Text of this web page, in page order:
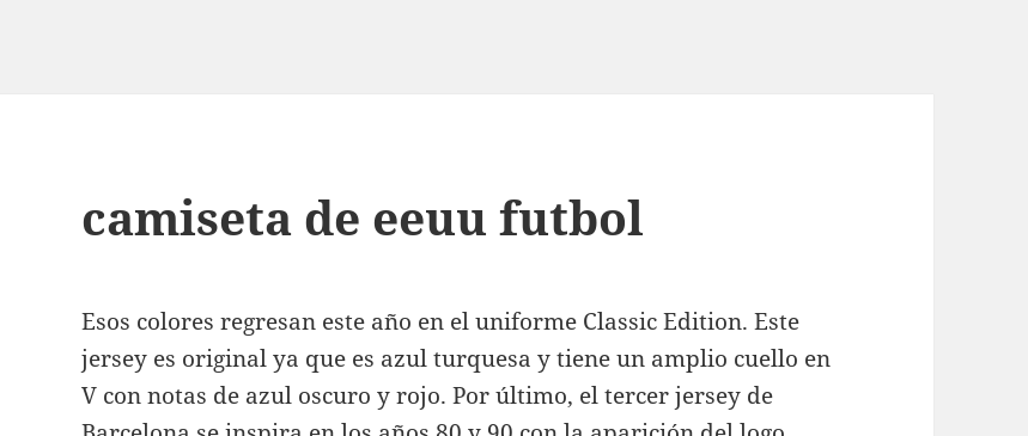
camiseta de eeuu futbol
Esos colores regresan este año en el uniforme Classic Edition. Este
jersey es original ya que es azul turquesa y tiene un amplio cuello en
V con notas de azul oscuro y rojo. Por último, el tercer jersey de